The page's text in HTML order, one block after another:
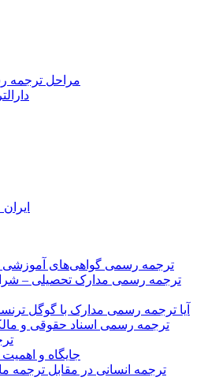
مراحل ترجمه
ترجمه رسمی گواهی‌های آموزشی –
ترجمه رسمی مدارک تحصیلی –
آیا ترجمه رسمی مدارک با گوگل
ترجمه رسمی اسناد حقوقی و
جایگاه و
ترجمه انسانی در مقابل ترجمه